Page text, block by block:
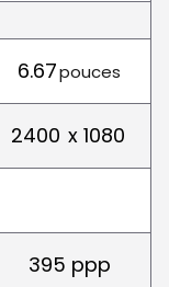
6.67pouces
2400 x 1080
395 ppp